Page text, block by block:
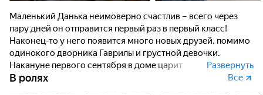
Маленький Данька неимоверно счастлив – всего через
пару дней он отправится первый раз в первый класс!
Наконец-то у него появится много новых друзей, помимо
одинокого дворника Гаврилы и грустной девочки.
Накануне первого сентября в доме царит
предпраздничная суета – торт, гости, подарки! Но в самый
Развернуть
В ролях Все